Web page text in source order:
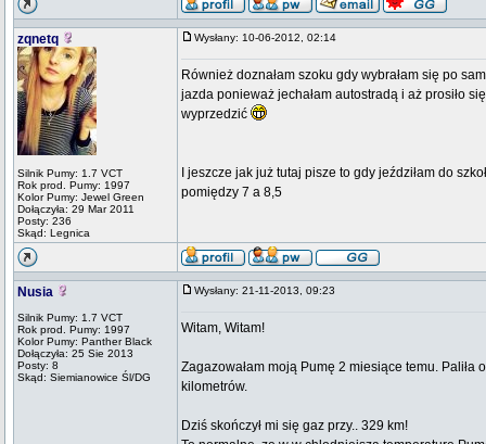
zqnetq
Silnik Pumy: 1.7 VCT
Rok prod. Pumy: 1997
Kolor Pumy: Jewel Green
Dołączyła: 29 Mar 2011
Posty: 236
Skąd: Legnica
Wysłany: 10-06-2012, 02:14
Również doznałam szoku gdy wybrałam się po
jazda ponieważ jechałam autostradą i aż prosiło
wyprzedzić
I jeszcze jak już tutaj pisze to gdy jeździłam do
pomiędzy 7 a 8,5
Nusia
Silnik Pumy: 1.7 VCT
Rok prod. Pumy: 1997
Kolor Pumy: Panther Black
Dołączyła: 25 Sie 2013
Posty: 8
Skąd: Siemianowice Śl/DG
Wysłany: 21-11-2013, 09:23
Witam, Witam!
Zagazowałam moją Pumę 2 miesiące temu. Paliła
kilometrów.
Dziś skończył mi się gaz przy.. 329 km!